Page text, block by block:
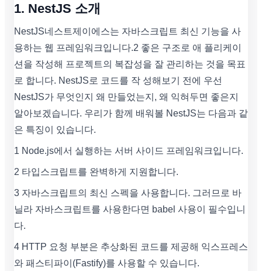
1. NestJS 소개
NestJS네스트제이에스는 자바스크립트 최신 기능을 사
용하는 웹 프레임워크입니다.2 좋은 구조로 애 플리케이
션을 작성해 프로젝트의 복잡성을 잘 관리하는 것을 목표
로 합니다. NestJS로 코드를 작 성해보기 전에 우선
NestJS가 무엇인지 왜 만들었는지, 왜 익혀두면 좋은지
알아보겠습니다. 우리가 함께 배워볼 NestJS는 다음과 같
은 특징이 있습니다.
1 Node.js에서 실행하는 서버 사이드 프레임워크입니다.
2 타입스크립트를 완벽하게 지원합니다.
3 자바스크립트의 최신 스펙을 사용합니다. 그러므로 바
닐라 자바스크립트를 사용한다면 babel 사용이 필수입니
다.
4 HTTP 요청 부분은 추상화된 코드를 제공해 익스프레스
와 패스티파이(Fastify)를 사용할 수 있습니다.